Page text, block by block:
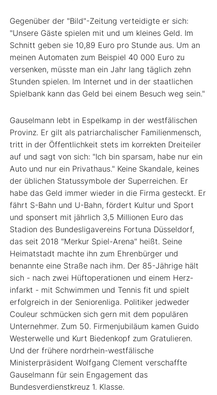
Gegenüber der "Bild"-Zeitung verteidigte er sich:
"Unsere Gäste spielen mit und um kleines Geld. Im
Schnitt geben sie 10,89 Euro pro Stunde aus. Um an
meinen Automaten zum Beispiel 40 000 Euro zu
versenken, müsste man ein Jahr lang täglich zehn
Stunden spielen. Im Internet und in der staatlichen
Spielbank kann das Geld bei einem Besuch weg sein."
Gauselmann lebt in Espelkamp in der westfälischen
Provinz. Er gilt als patriarchalischer Familienmensch,
tritt in der Öffentlichkeit stets im korrekten Dreiteiler
auf und sagt von sich: "Ich bin sparsam, habe nur ein
Auto und nur ein Privathaus." Keine Skandale, keines
der üblichen Statussymbole der Superreichen. Er
habe das Geld immer wieder in die Firma gesteckt. Er
fährt S-Bahn und U-Bahn, fördert Kultur und Sport
und sponsert mit jährlich 3,5 Millionen Euro das
Stadion des Bundesligavereins Fortuna Düsseldorf,
das seit 2018 "Merkur Spiel-Arena" heißt. Seine
Heimatstadt machte ihn zum Ehrenbürger und
benannte eine Straße nach ihm. Der 85-Jährige hält
sich - nach zwei Hüftoperationen und einem Herz­
infarkt - mit Schwimmen und Tennis fit und spielt
erfolgreich in der Seniorenliga. Politiker jedweder
Couleur schmücken sich gern mit dem populären
Unternehmer. Zum 50. Firmenjubiläum kamen Guido
Westerwelle und Kurt Biedenkopf zum Gratulieren.
Und der frühere nordrhein-westfälische
Ministerpräsident Wolfgang Clement verschaffte
Gauselmann für sein Engagement das
Bundesverdienstkreuz 1. Klasse.